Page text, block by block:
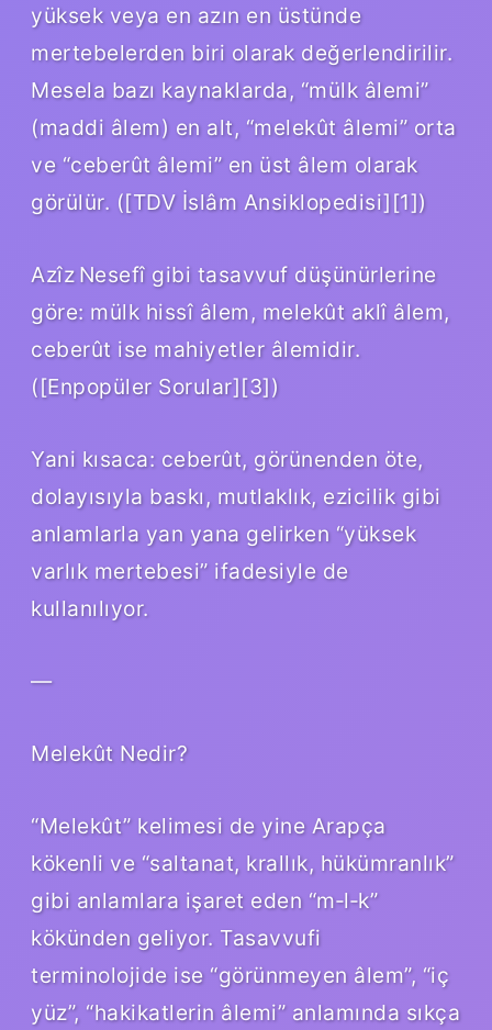
yüksek veya en azın en üstünde
mertebelerden biri olarak değerlendirilir.
Mesela bazı kaynaklarda, “mülk âlemi”
(maddi âlem) en alt, “melekût âlemi” orta
ve “ceberût âlemi” en üst âlem olarak
görülür. ([TDV İslâm Ansiklopedisi][1])
Azîz Nesefî gibi tasavvuf düşünürlerine
göre: mülk hissî âlem, melekût aklî âlem,
ceberût ise mahiyetler âlemidir.
([Enpopüler Sorular][3])
Yani kısaca: ceberût, görünenden öte,
dolayısıyla baskı, mutlaklık, ezicilik gibi
anlamlarla yan yana gelirken “yüksek
varlık mertebesi” ifadesiyle de
kullanılıyor.
—
Melekût Nedir?
“Melekût” kelimesi de yine Arapça
kökenli ve “saltanat, krallık, hükümranlık”
gibi anlamlara işaret eden “m‑l‑k”
kökünden geliyor. Tasavvufi
terminolojide ise “görünmeyen âlem”, “iç
yüz”, “hakikatlerin âlemi” anlamında sıkça